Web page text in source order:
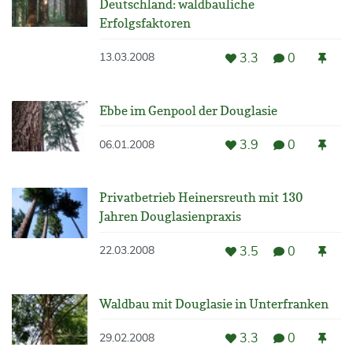
Deutschland: waldbauliche
Erfolgsfaktoren
13.03.2008 3.3 0
Ebbe im Genpool der Douglasie
06.01.2008 3.9 0
Privatbetrieb Heinersreuth mit 130
Jahren Douglasienpraxis
22.03.2008 3.5 0
Waldbau mit Douglasie in Unterfranken
29.02.2008 3.3 0